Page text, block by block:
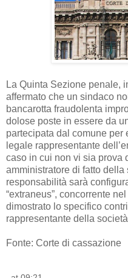
La Quinta Sezione penale,
affermato che un sindaco
bancarotta fraudolenta
dolose poste in essere da
partecipata dal comune per
legale rappresentante
caso in cui non vi sia prova
amministratore di fatto
responsabilità sarà
“extraneus”, concorrente
dimostrato lo specifico
rappresentante della
Fonte: Corte di cassazione